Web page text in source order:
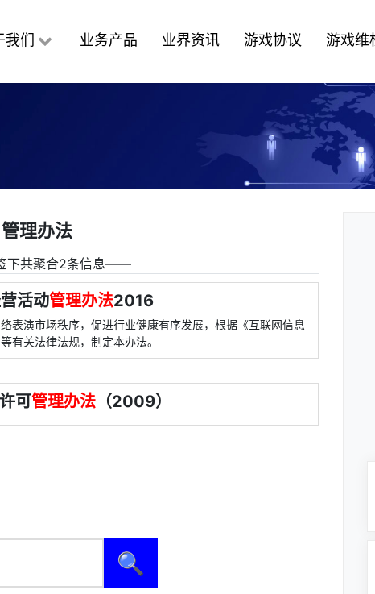
我们 业务产品 业界资讯 游戏协议 游戏维
管理办法
共聚合2条信息――
活动管理办法2016
表演市场秩序，促进行业健康有序发展，根据《互联网信息
有关法律法规，制定本办法。
可管理办法 （2009）
🔍